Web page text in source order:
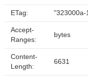
ETag: "323000a-
Accept-
Ranges:
bytes
Content-
Length:
6631